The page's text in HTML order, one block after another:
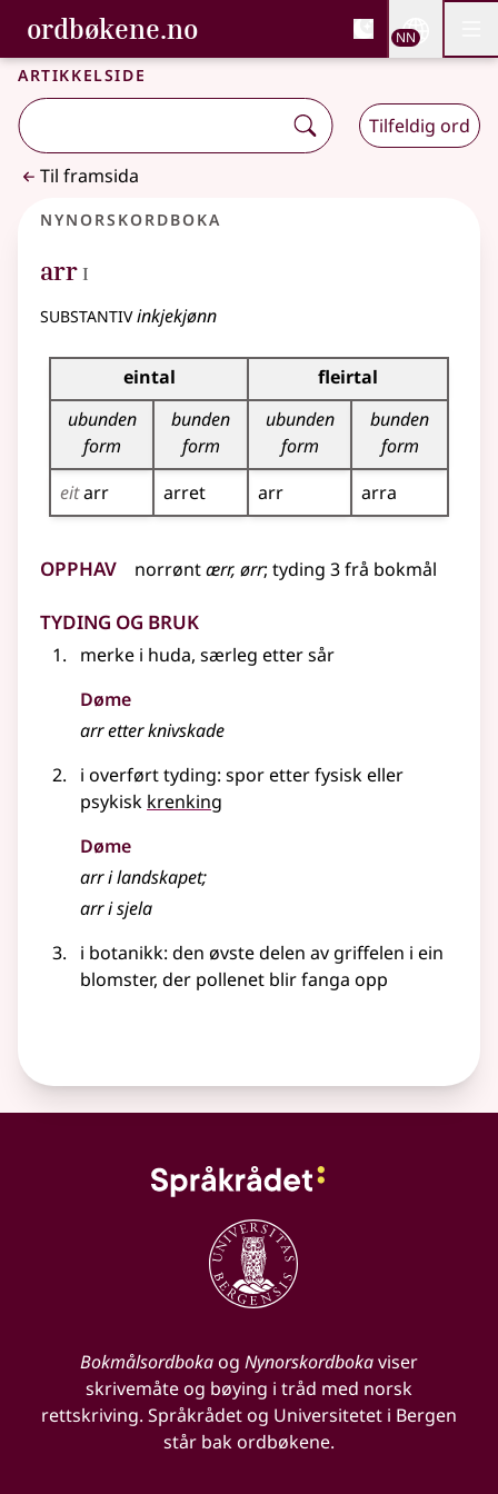
Gå til hovudinnhald
Tilgjenge
ordbøkene.no, Bokmålsordboka og
Bokmålsordboka og Nynorskordboka
NN
Artikkelside
Tilfeldig ord
Til framsida
Nynorskordboka
arr 1
I
substantivinkjekjønn
Bøyningstabell for dette substantivet
eintal
fleirtal
ubunden
form
bunden
form
ubunden
form
bunden
form
eitarr arret arr arra
Opphav norrøntærr, ørr; tyding 3 frå bokmål
Tyding og bruk
merke i huda, særleg etter sår
Døme
arr etter knivskade
i overført tyding: spor etter fysisk eller
psykisk krenking
Døme
arr i landskapet;
arr i sjela
i botanikk: den øvste delen av griffelen i ein
blomster, der pollenet blir fanga opp
Bokmålsordbokaog Nynorskordbokaviser
skrivemåte og bøying i tråd med norsk
rettskriving. Språkrådet og Universitetet i Bergen
står bak ordbøkene.